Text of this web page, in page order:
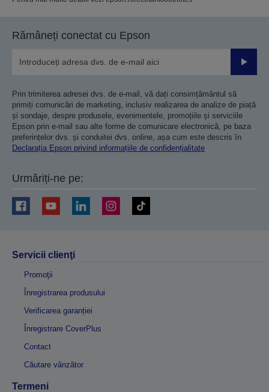
Rămâneți conectat cu Epson
Prin trimiterea adresei dvs. de e-mail, vă dați consimțământul să
primiți comunicări de marketing, inclusiv realizarea de analize de piață
și sondaje, despre produsele, evenimentele, promoțiile și serviciile
Epson prin e-mail sau alte forme de comunicare electronică, pe baza
preferințelor dvs. și conduitei dvs. online, așa cum este descris în
Declarația Epson privind informațiile de confidențialitate
Urmăriți-ne pe:
Servicii clienţi
Promoţii
Înregistrarea produsului
Verificarea garanției
Înregistrare CoverPlus
Contact
Căutare vânzător
Termeni